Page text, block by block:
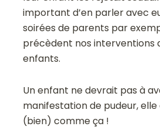
important d’en parler avec
soirées de parents par
précèdent nos interventions
enfants.
Un enfant ne devrait pas à
manifestation de pudeur, elle
(bien) comme ça !